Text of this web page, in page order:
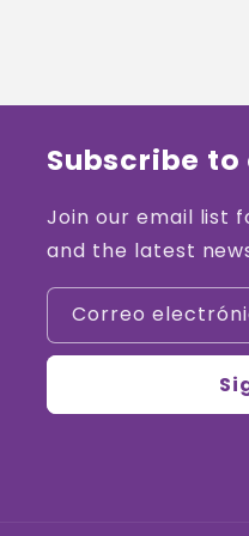
Subscribe
Join our email list
and the latest
Correo